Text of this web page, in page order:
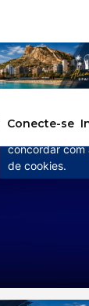
Conecte-se
Este site usa
melhorar a
Ao utilizar o
concordar com
de cookies.